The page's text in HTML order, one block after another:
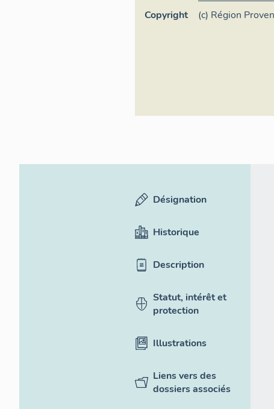
Copyright
(c) Région
d'Azur -
Désignation
Historique
Description
Statut, intérêt et
protection
Illustrations
Liens vers des
dossiers associés